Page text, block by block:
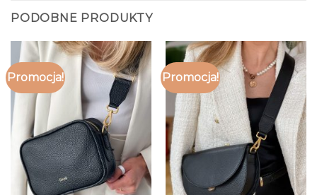
PODOBNE PRODUKTY
Promocja! Promocja!